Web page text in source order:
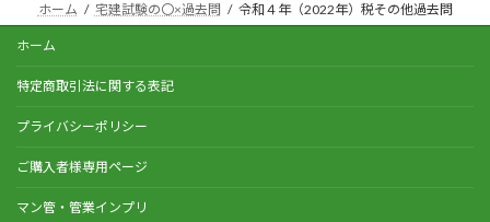
ホーム 宅建試験の〇×過去問 令和４年（2022年）税その他過去問
ホーム
特定商取引法に関する表記
プライバシーポリシー
ご購入者様専用ページ
マン管・管業インプリ